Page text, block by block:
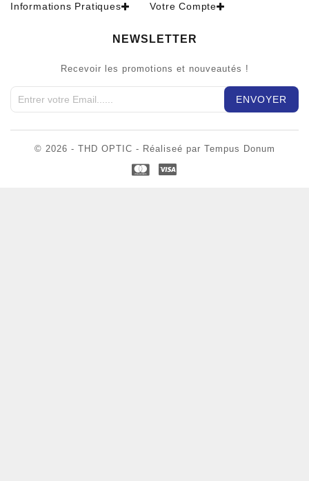
Informations Pratiques Votre Compte
NEWSLETTER
Recevoir les promotions et nouveautés !
© 2026 - THD OPTIC - Réaliseé par Tempus Donum